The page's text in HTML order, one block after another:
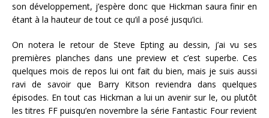
son développement, j’espère donc que Hickman saura finir en
étant à la hauteur de tout ce qu’il a posé jusqu’ici.
On notera le retour de Steve Epting au dessin, j’ai vu ses
premières planches dans une preview et c’est superbe. Ces
quelques mois de repos lui ont fait du bien, mais je suis aussi
ravi de savoir que Barry Kitson reviendra dans quelques
épisodes. En tout cas Hickman a lui un avenir sur le, ou plutôt
les titres FF puisqu’en novembre la série Fantastic Four revient